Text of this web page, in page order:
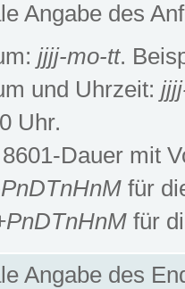
Angabe des
jjjj-mo-tt.
und Uhrzeit:
Uhr.
Dauer mit
für
für
Angabe des